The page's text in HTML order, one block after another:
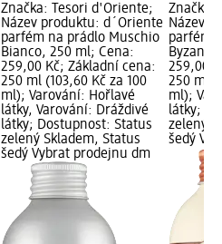
Značka: Tesori d'Oriente;
Název produktu: d´Oriente
parfém na prádlo Muschio
Bianco, 250 ml; Cena:
259,00 Kč; Základní cena:
250 ml (103,60 Kč za 100
ml); Varování: Hořlavé
látky, Varování: Dráždivé
látky; Dostupnost: Status
zelený Skladem, Status
šedý Vybrat prodejnu dm
Značka:
Název
parfém
259,00
250 ml
ml);
látky;
zelený
šedý